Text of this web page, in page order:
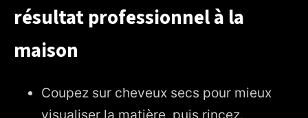
résultat professionnel à la
maison
Coupez sur cheveux secs pour mieux
visualiser la matière, puis rincez.